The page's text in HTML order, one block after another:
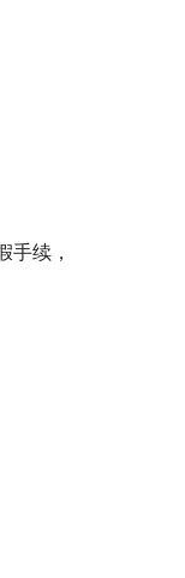
手续，